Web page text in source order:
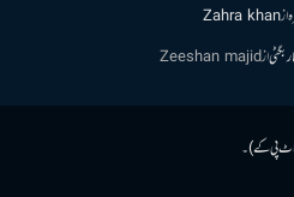
ازZahra khan
بگٹیازZeeshan majid